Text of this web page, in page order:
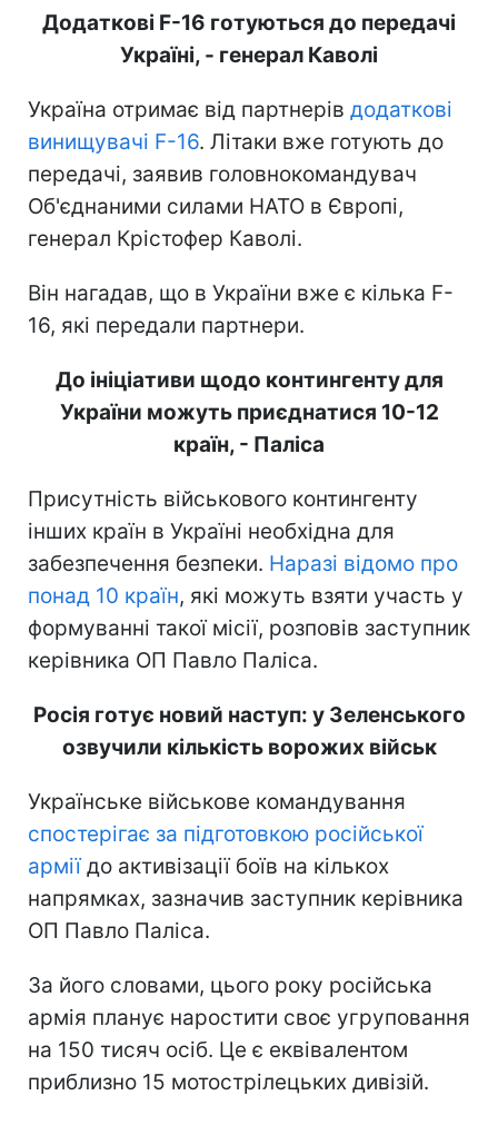
Додаткові F-16 готуються до передачі
Україні, - генерал Каволі
Україна отримає від партнерів додаткові
винищувачі F-16. Літаки вже готують до
передачі, заявив головнокомандувач
Об'єднаними силами НАТО в Європі,
генерал Крістофер Каволі.
Він нагадав, що в України вже є кілька F-
16, які передали партнери.
До ініціативи щодо контингенту для
України можуть приєднатися 10-12
країн, - Паліса
Присутність військового контингенту
інших країн в Україні необхідна для
забезпечення безпеки. Наразі відомо про
понад 10 країн, які можуть взяти участь у
формуванні такої місії, розповів заступник
керівника ОП Павло Паліса.
Росія готує новий наступ: у Зеленського
озвучили кількість ворожих військ
Українське військове командування
спостерігає за підготовкою російської
арміїдо активізації боїв на кількох
напрямках, зазначив заступник керівника
ОП Павло Паліса.
За його словами, цього року російська
армія планує наростити своє угруповання
на 150 тисяч осіб. Це є еквівалентом
приблизно 15 мотострілецьких дивізій.